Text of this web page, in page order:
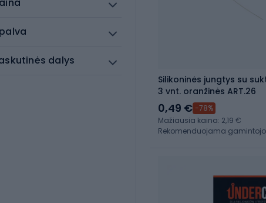
dalys
Silikoninės jungtys su
3 vnt. oranžinės ART.26
0,49 € -78%
Mažiausia kaina: 2,19 €
Rekomenduojama